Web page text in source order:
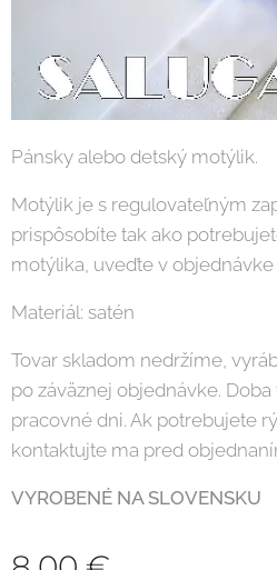
Pánsky alebo detský motýlik.
Motýlik je s regulovateľným
prispôsobíte tak ako
motýlika, uveďte v objednávke
Materiál: satén
Tovar skladom nedržíme,
po záväznej objednávke.
pracovné dni. Ak potrebujete
kontaktujte ma pred
VYROBENÉ NA SLOVENSKU